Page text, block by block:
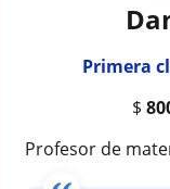
Primera
$
Profesor de matemáticas